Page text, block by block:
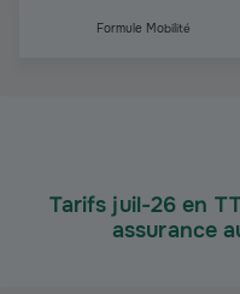
Formule Mobilité
Tarifs juil-26 en
assurance